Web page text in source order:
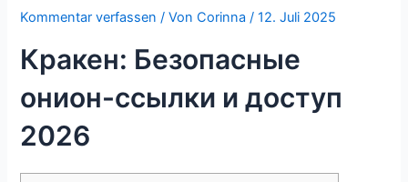
Kommentar verfassen / VonCorinna/12. Juli 2025
Кракен: Безопасные
онион-ссылки и доступ
2026